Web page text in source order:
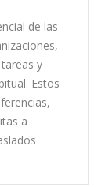
de las
y
Estos
a